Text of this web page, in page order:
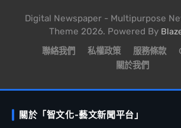
Digital Newspaper - Multipurpose
Theme 2026. Powered By
聯絡我們 私權政策 服務條款
關於我們
關於「智文化-藝文新聞平台」